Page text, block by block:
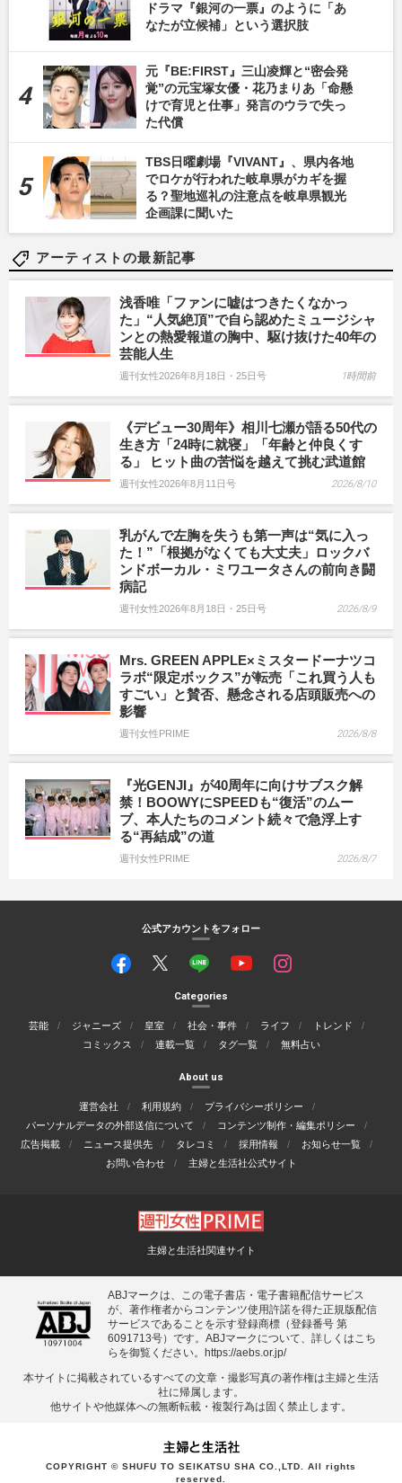
ドラマ『銀河の一票』のように「あ
なたが立候補」という選択肢
元『BE:FIRST』三山凌輝と“密会発
覚”の元宝塚女優・花乃まりあ「命懸
けで育児と仕事」発言のウラで失っ
た代償
TBS日曜劇場『VIVANT』、県内各地
でロケが行われた岐阜県がカギを握
る？聖地巡礼の注意点を岐阜県観光
企画課に聞いた
アーティストの最新記事
浅香唯「ファンに嘘はつきたくなかっ
た」“人気絶頂”で自ら認めたミュージシャ
ンとの熱愛報道の胸中、駆け抜けた40年の
芸能人生
週刊女性2026年8月18日・25日号 1時間前
《デビュー30周年》相川七瀬が語る50代の
生き方「24時に就寝」「年齢と仲良くす
る」 ヒット曲の苦悩を越えて挑む武道館
週刊女性2026年8月11日号 2026/8/10
乳がんで左胸を失うも第一声は“気に入っ
た！”「根拠がなくても大丈夫」ロックバ
ンドボーカル・ミワユータさんの前向き闘
病記
週刊女性2026年8月18日・25日号 2026/8/9
Mrs. GREEN APPLE×ミスタードーナツコ
ラボ“限定ボックス”が転売「これ買う人も
すごい」と賛否、懸念される店頭販売への
影響
週刊女性PRIME 2026/8/8
『光GENJI』が40周年に向けサブスク解
禁！BOOWYにSPEEDも“復活”のムー
ブ、本人たちのコメント続々で急浮上す
る“再結成”の道
週刊女性PRIME 2026/8/7
公式アカウントをフォロー
Categories
芸能 ジャニーズ 皇室 社会・事件 ライフ
トレンド
コミックス
連載一覧 タグ一覧 無料占い
About us
運営会社 利用規約
プライバシーポリシー
パーソナルデータの外部送信について
コンテンツ制作・編集ポリシー
広告掲載
ニュース提供先 タレコミ 採用情報
お知らせ一覧
お問い合わせ
主婦と生活社公式サイト
主婦と生活社関連サイト
ABJマークは、この電子書店・電子書籍配信サービス
が、著作権者からコンテンツ使用許諾を得た正規版配信
サービスであることを示す登録商標（登録番号 第
6091713号）です。ABJマークについて、詳しくはこち
らを御覧ください。 https://aebs.or.jp/
本サイトに掲載されているすべての⽂章・撮影写真の著作権は主婦と⽣活
社に帰属します。
他サイトや他媒体への無断転載・複製⾏為は固く禁⽌します。
COPYRIGHT © SHUFU TO SEIKATSU SHA CO.,LTD. All rights
reserved.